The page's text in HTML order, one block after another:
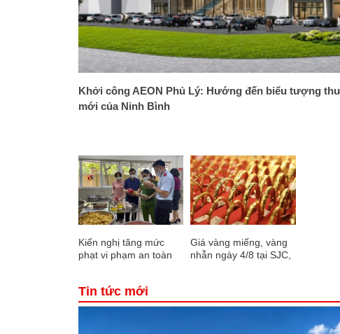
Khởi công AEON Phủ Lý: Hướng đến biểu tượng
mới của Ninh Bình
Kiến nghị tăng mức
phạt vi phạm an toàn
Giá vàng miếng, vàng
nhẫn ngày 4/8 tại SJC,
Tin tức mới